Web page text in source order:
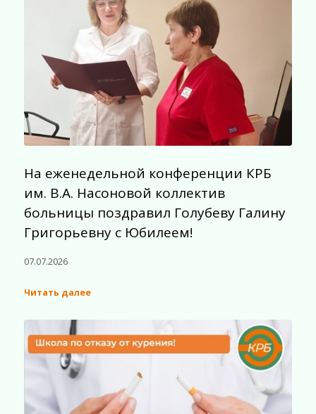
На еженедельной конференции КРБ
им. В.А. Насоновой коллектив
больницы поздравил Голубеву Галину
Григорьевну с Юбилеем!
07.07.2026
Читать далее